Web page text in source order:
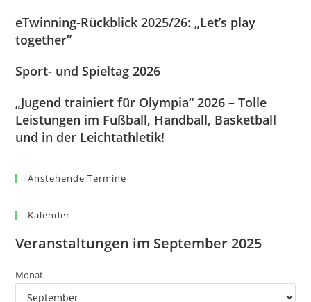
eTwinning-Rückblick 2025/26: „Let’s play
together”
Sport- und Spieltag 2026
„Jugend trainiert für Olympia“ 2026 – Tolle
Leistungen im Fußball, Handball, Basketball
und in der Leichtathletik!
Anstehende Termine
Kalender
Veranstaltungen im September 2025
Monat